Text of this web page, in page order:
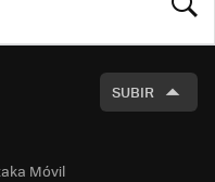
SUBIR
Móvil